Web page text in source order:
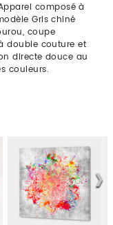
composé à
Gris chiné
coupe
double couture et
directe douce au
couleurs.